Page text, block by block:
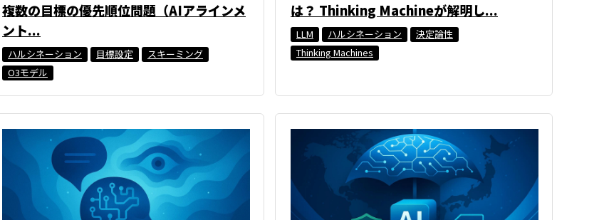
複数の目標の優先順位問題（AIアラインメ
ント...
ハルシネーション 目標設定
スキーミング
O3モデル
は？ Thinking Machineが解明し...
LLM ハルシネーション
決定論性
Thinking Machines